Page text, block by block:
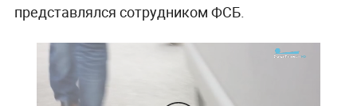
представлялся сотрудником ФСБ.